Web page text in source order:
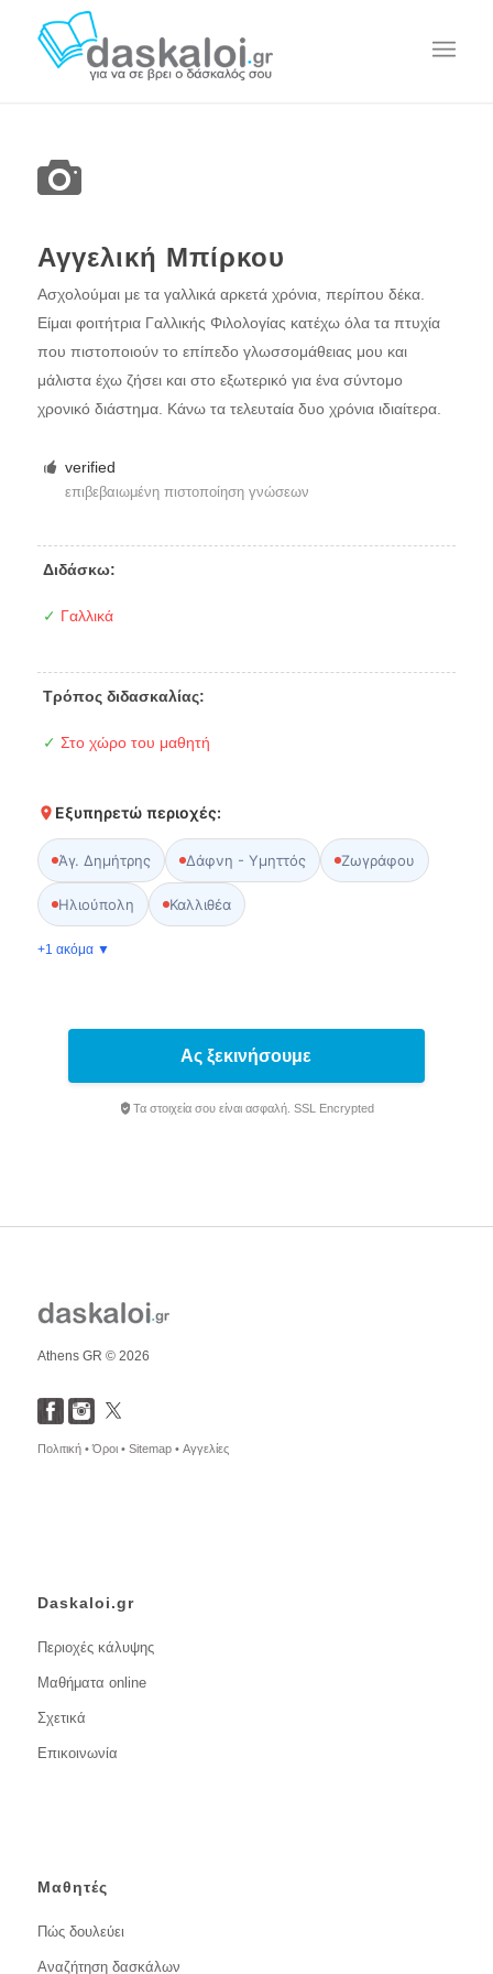
Αγγελική Μπίρκου
Ασχολούμαι με τα γαλλικά αρκετά χρόνια, περίπου δέκα.
Είμαι φοιτήτρια Γαλλικής Φιλολογίας κατέχω όλα τα πτυχία
που πιστοποιούν το επίπεδο γλωσσομάθειας μου και
μάλιστα έχω ζήσει και στο εξωτερικό για ένα σύντομο
χρονικό διάστημα. Κάνω τα τελευταία δυο χρόνια ιδιαίτερα.
verified
επιβεβαιωμένη πιστοποίηση γνώσεων
Διδάσκω:
✓ Γαλλικά
Τρόπος διδασκαλίας:
✓ Στο χώρο του μαθητή
Εξυπηρετώ περιοχές:
Άγ. Δημήτρης Δάφνη - Υμηττός Ζωγράφου
Ηλιούπολη Καλλιθέα
+1 ακόμα ▼
Ας ξεκινήσουμε
Τα στοιχεία σου είναι ασφαλή. SSL Encrypted
Athens GR © 2026
Πολιτική •Όροι • Sitemap • Αγγελίες
Daskaloi.gr
Περιοχές κάλυψης
Μαθήματα online
Σχετικά
Επικοινωνία
Μαθητές
Πώς δουλεύει
Αναζήτηση δασκάλων